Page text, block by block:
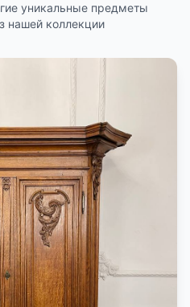
уникальные предметы
нашей коллекции